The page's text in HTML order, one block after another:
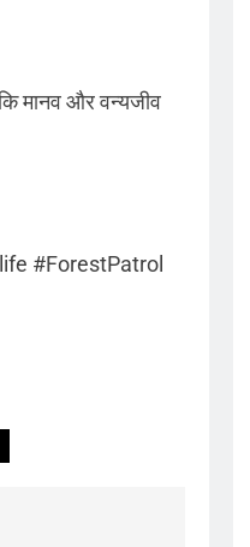
मानव और वन्यजीव
#ForestPatrol